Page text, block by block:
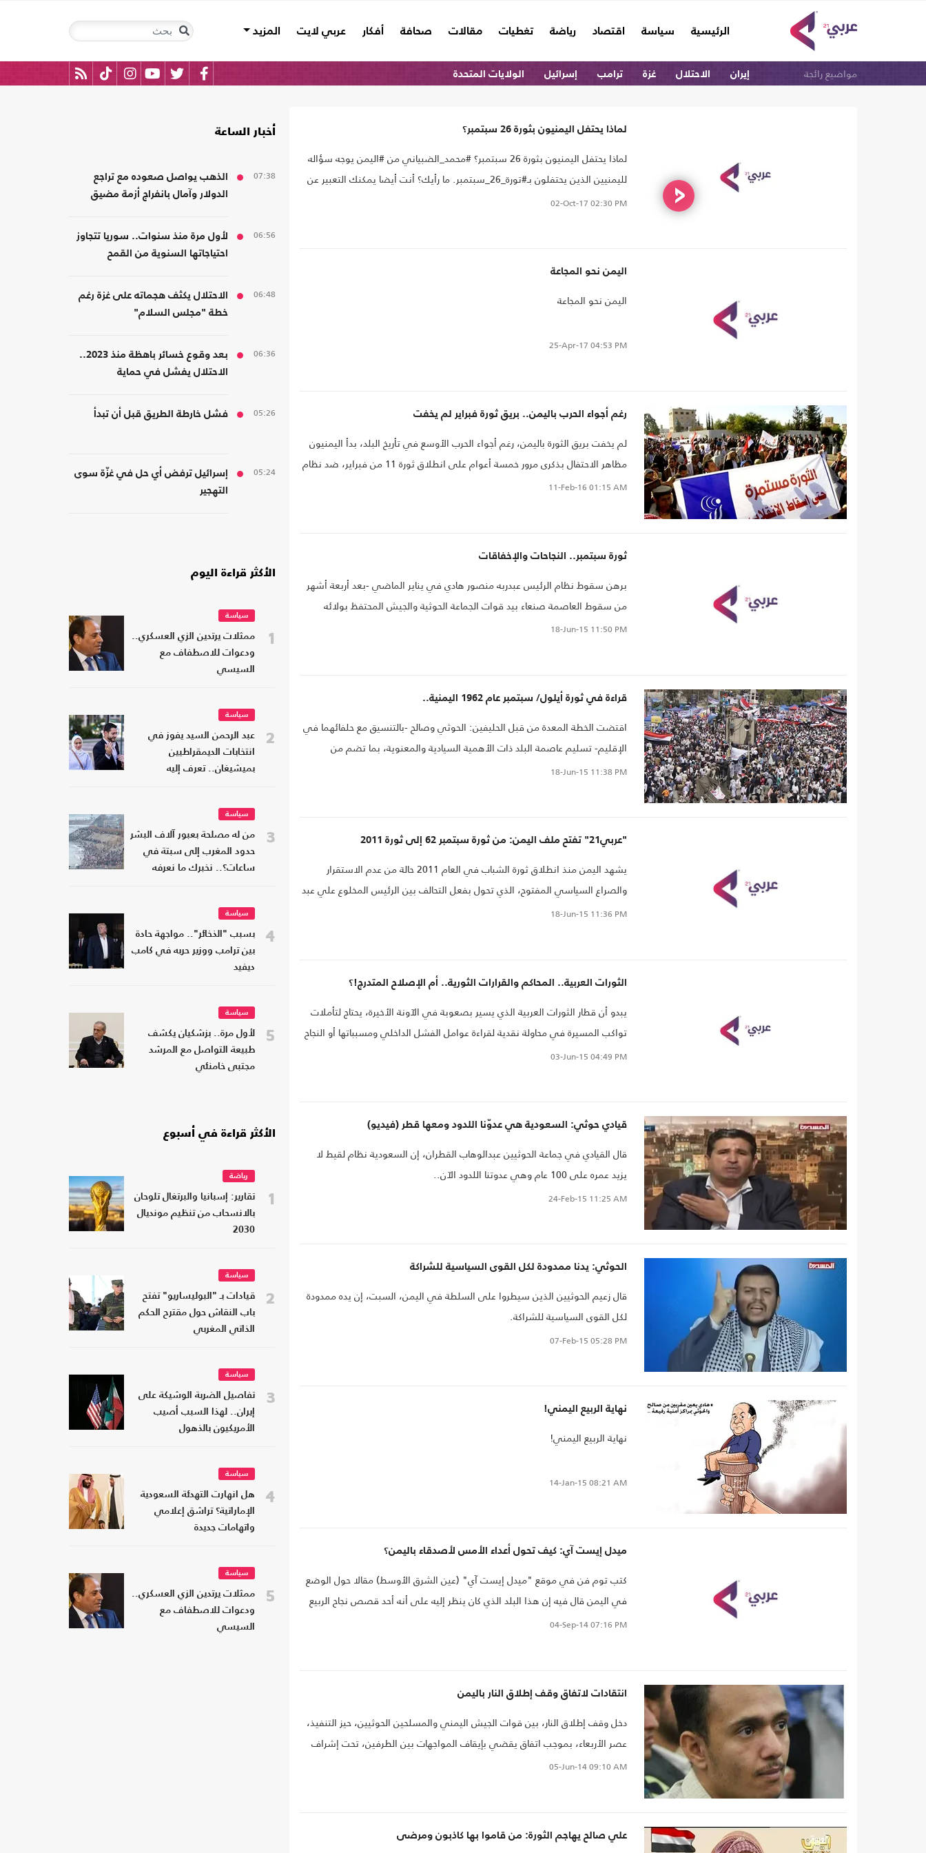
الرئيسية
(current) سياسة اقتصاد رياضة تغطيات مقالات صحافة أفكار عربي لايت المزيد
مواضيع رائجة إيران الاحتلال غزة ترامب إسرائيل الولايات المتحدة
لماذا يحتفل اليمنيون بثورة 26 سبتمبر؟
لماذا يحتفل اليمنيون بثورة 26 سبتمبر؟ #محمد_الضبياني من #اليمن يوجه سؤاله
لليمنيين الذين يحتفلون بـ#تورة_26_سبتمبر. ما رأيك؟ أنت أيضا يمكنك التعبير عن
رأيك في مواضيع مختلفة. سجل فيديو وأرسله إلينا على: #دون_بالفيديو مع
02-Oct-17 02:30 PM
اليمن نحو المجاعة
اليمن نحو المجاعة
25-Apr-17 04:53 PM
رغم أجواء الحرب باليمن.. بريق ثورة فبراير لم يخفت
لم يخفت بريق الثورة باليمن، رغم أجواء الحرب الأوسع في تأريخ البلد، بدأ اليمنيون
مظاهر الاحتفال بذكرى مرور خمسة أعوام على انطلاق ثورة 11 من فبراير، ضد نظام
الرئيس المخلوع علي عبدالله صالح، وأجبرته على التنحي بعد أشهر من اندلاعها في
11-Feb-16 01:15 AM
ثورة سبتمبر.. النجاحات والإخفاقات
برهن سقوط نظام الرئيس عبدربه منصور هادي في يناير الماضي -بعد أربعة أشهر
من سقوط العاصمة صنعاء بيد قوات الجماعة الحوثية والجيش المحتفظ بولائه
18-Jun-15 11:50 PM
قراءة في ثورة أيلول/ سبتمبر عام 1962 اليمنية..
اقتضت الخطة المعدة من قبل الحليفين: الحوثي وصالح -بالتنسيق مع حلفائهما في
الإقليم- تسليم عاصمة البلد ذات الأهمية السيادية والمعنوية، بما تضم من
مؤسسات مدنية وعسكرية واستخبارية من قبل الموالين للرئيس السابق صالح
18-Jun-15 11:38 PM
"عربي21" تفتح ملف اليمن: من ثورة سبتمبر 62 إلى ثورة 2011
يشهد اليمن منذ انطلاق ثورة الشباب في العام 2011 حالة من عدم الاستقرار
والصراع السياسي المفتوح، الذي تحول بفعل التحالف بين الرئيس المخلوع علي عبد
الله صالح وجماعة الحوثي إلى صراع عسكري لم يقتصر على الداخل اليمني..
18-Jun-15 11:36 PM
الثورات العربية.. المحاكم والقرارات الثورية.. أم الإصلاح المتدرج!؟
يبدو أن قطار الثورات العربية الذي يسير بصعوبة في الآونة الأخيرة، يحتاج لتأملات
تواكب المسيرة في محاولة نقدية لقراءة عوامل الفشل الداخلي ومسبباتها أو النجاح
03-Jun-15 04:49 PM
قيادي حوثي: السعودية هي عدوّنا اللدود ومعها قطر (فيديو)
قال القيادي في جماعة الحوثيين عبدالوهاب القطران، إن السعودية نظام لقيط لا
يزيد عمره على 100 عام وهي عدوتنا اللدود الآن..
24-Feb-15 11:25 AM
الحوثي: يدنا ممدودة لكل القوى السياسية للشراكة
قال زعيم الحوثيين الذين سيطروا على السلطة في اليمن، السبت، إن يده ممدودة
لكل القوى السياسية للشراكة.
07-Feb-15 05:28 PM
نهاية الربيع اليمني!
نهاية الربيع اليمني!
14-Jan-15 08:21 AM
ميدل إيست آي: كيف تحول أعداء الأمس لأصدقاء باليمن؟
كتب توم فن في موقع "ميدل إيست آي" (عين الشرق الأوسط) مقالا حول الوضع
في اليمن قال فيه إن هذا البلد الذي كان ينظر إليه على أنه أحد قصص نجاح الربيع
العربي تورطت حكومته في صراع مع الثوار الحوثيين مما جعل موقفها يبدو هشا.
04-Sep-1407:16 PM
انتقادات لاتفاق وقف إطلاق النار باليمن
دخل وقف إطلاق النار، بين قوات الجيش اليمني والمسلحين الحوثيين، حيز التنفيذ،
عصر الأربعاء، بموجب اتفاق يقضي بإيقاف المواجهات بين الطرفين، تحت إشراف
وزير الدفاع اليمني، ورئيس جهاز الأمن السياسي في البلاد.
05-Jun-1409:10 AM
علي صالح يهاجم الثورة: من قاموا بها كاذبون ومرضى
أخبار الساعة
07:38
الذهب يواصل صعوده مع تراجع
الدولار وآمال بانفراج أزمة مضيق
06:56
لأول مرة منذ سنوات.. سوريا تتجاوز
احتياجاتها السنوية من القمح
06:48
الاحتلال يكثف هجماته على غزة رغم
خطة "مجلس السلام"
06:36
بعد وقوع خسائر باهظة منذ 2023..
الاحتلال يفشل في حماية
05:26 فشل خارطة الطريق قبل أن تبدأ
05:24
إسرائيل ترفض أي حل في غزّة سوى
التهجير
الأكثر قراءة اليوم
1
سياسة
ممثلات يرتدين الزي العسكري..
ودعوات للاصطفاف مع
السيسي
2
سياسة
عبد الرحمن السيد يفوز في
انتخابات الديمقراطيين
بميشيغان.. تعرف إليه
3
سياسة
من له مصلحة بعبور آلاف البشر
حدود المغرب إلى سبتة في
ساعات؟.. نخبرك ما نعرفه
4
سياسة
بسبب "الذخائر".. مواجهة حادة
بين ترامب ووزير حربه في كامب
ديفيد
5
سياسة
لأول مرة.. بزشكيان يكشف
طبيعة التواصل مع المرشد
مجتبى خامنئي
الأكثر قراءة في أسبوع
1
رياضة
تقارير: إسبانيا والبرتغال تلوحان
بالانسحاب من تنظيم مونديال
2030
2
سياسة
قيادات بـ "البوليساريو" تفتح
باب النقاش حول مقترح الحكم
الذاتي المغربي
3
سياسة
تفاصيل الضربة الوشيكة على
إيران.. لهذا السبب أصيب
الأمريكيون بالذهول
4
سياسة
هل انهارت التهدئة السعودية
الإماراتية؟ تراشق إعلامي
واتهامات جديدة
5
سياسة
ممثلات يرتدين الزي العسكري..
ودعوات للاصطفاف مع
السيسي